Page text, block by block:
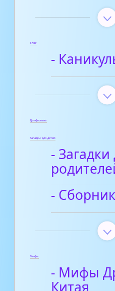
Блог
-
Диафильмы
Загадки для детей
- Загадки
-
Мифы
- Мифы
Китая